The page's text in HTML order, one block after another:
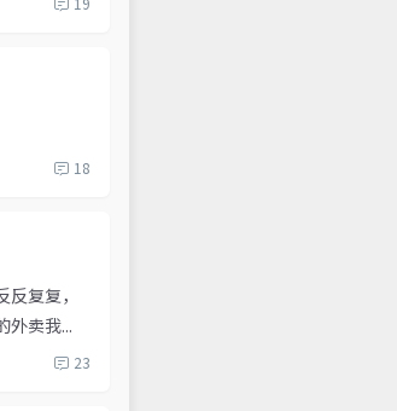
18
复复，
外卖我...
23